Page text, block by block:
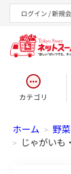
ログイン / 新規
カテゴリ
ホーム > 野菜
> じゃがいも